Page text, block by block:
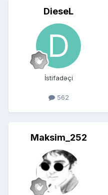
DieseL
İstifadəçi
562
Maksim_252